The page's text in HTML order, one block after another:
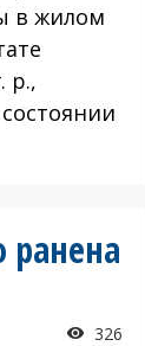
в жилом
р.,
ранена
326